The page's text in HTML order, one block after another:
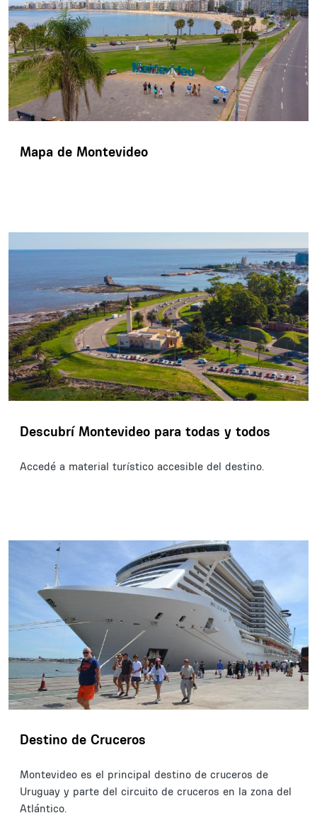
Mapa de Montevideo
Descubrí Montevideo para todas y todos
Accedé a material turístico accesible del destino.
Destino de Cruceros
Montevideo es el principal destino de cruceros de
Uruguay y parte del circuito de cruceros en la zona del
Atlántico.